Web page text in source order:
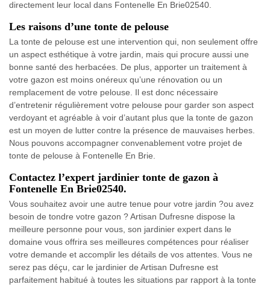
directement leur local dans Fontenelle En Brie02540.
Les raisons d’une tonte de pelouse
La tonte de pelouse est une intervention qui, non seulement offre
un aspect esthétique à votre jardin, mais qui procure aussi une
bonne santé des herbacées. De plus, apporter un traitement à
votre gazon est moins onéreux qu’une rénovation ou un
remplacement de votre pelouse. Il est donc nécessaire
d’entretenir régulièrement votre pelouse pour garder son aspect
verdoyant et agréable à voir d’autant plus que la tonte de gazon
est un moyen de lutter contre la présence de mauvaises herbes.
Nous pouvons accompagner convenablement votre projet de
tonte de pelouse à Fontenelle En Brie.
Contactez l’expert jardinier tonte de gazon à
Fontenelle En Brie02540.
Vous souhaitez avoir une autre tenue pour votre jardin ?ou avez
besoin de tondre votre gazon ? Artisan Dufresne dispose la
meilleure personne pour vous, son jardinier expert dans le
domaine vous offrira ses meilleures compétences pour réaliser
votre demande et accomplir les détails de vos attentes. Vous ne
serez pas déçu, car le jardinier de Artisan Dufresne est
parfaitement habitué à toutes les situations par rapport à la tonte